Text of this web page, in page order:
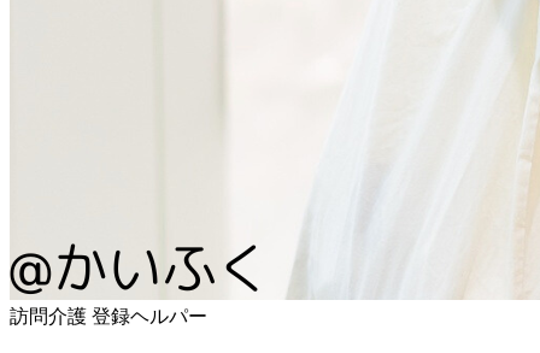
訪問介護 登録ヘルパー